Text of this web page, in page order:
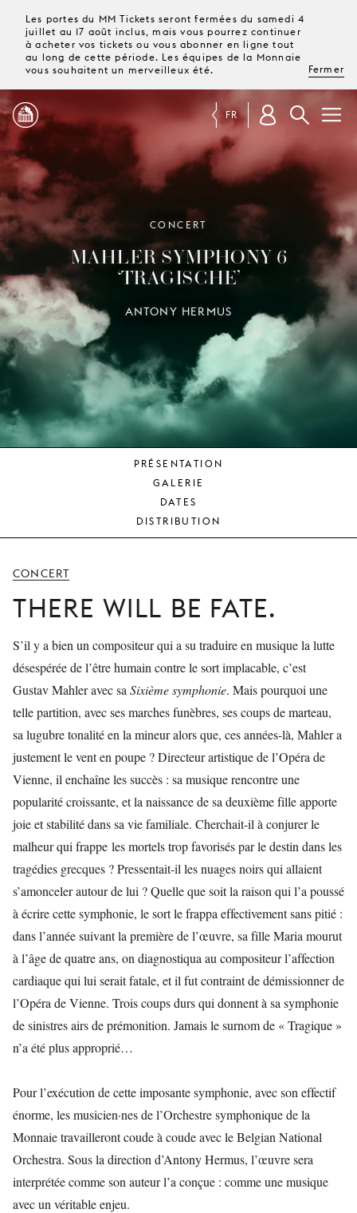
Les portes du MM Tickets seront fermées du samedi 4
juillet au 17 août inclus, mais vous pourrez continuer
à acheter vos tickets ou vous abonner en ligne tout
au long de cette période. Les équipes de la Monnaie
vous souhaitent un merveilleux été.
Fermer
PROGRAMME
MAGAZINE
TICKETS &
ABONNEMENTS
VOTRE
VISITE
JEUNE
PUBLIC
MONNAIE
SOUTENIR
FR
CONCERT
MAHLER SYMPHONY 6
‘TRAGISCHE’
ANTONY HERMUS
PRÉSENTATION
GALERIE
DATES
DISTRIBUTION
CONCERT
THERE WILL BE FATE.
S’il y a bien un compositeur qui a su traduire en musique la lutte
désespérée de l’être humain contre le sort implacable, c’est
Gustav Mahler avec sa Sixième symphonie. Mais pourquoi une
telle partition, avec ses marches funèbres, ses coups de marteau,
sa lugubre tonalité en la mineur alors que, ces années-là, Mahler a
justement le vent en poupe ? Directeur artistique de l’Opéra de
Vienne, il enchaîne les succès : sa musique rencontre une
popularité croissante, et la naissance de sa deuxième fille apporte
joie et stabilité dans sa vie familiale. Cherchait-il à conjurer le
malheur qui frappe les mortels trop favorisés par le destin dans les
tragédies grecques ? Pressentait-il les nuages noirs qui allaient
s’amonceler autour de lui ? Quelle que soit la raison qui l’a poussé
à écrire cette symphonie, le sort le frappa effectivement sans pitié :
dans l’année suivant la première de l’œuvre, sa fille Maria mourut
à l’âge de quatre ans, on diagnostiqua au compositeur l’affection
cardiaque qui lui serait fatale, et il fut contraint de démissionner de
l’Opéra de Vienne. Trois coups durs qui donnent à sa symphonie
de sinistres airs de prémonition. Jamais le surnom de « Tragique »
n’a été plus approprié…
Pour l’exécution de cette imposante symphonie, avec son effectif
énorme, les musicien·nes de l’Orchestre symphonique de la
Monnaie travailleront coude à coude avec le Belgian National
Orchestra. Sous la direction d’Antony Hermus, l’œuvre sera
interprétée comme son auteur l’a conçue : comme une musique
avec un véritable enjeu.